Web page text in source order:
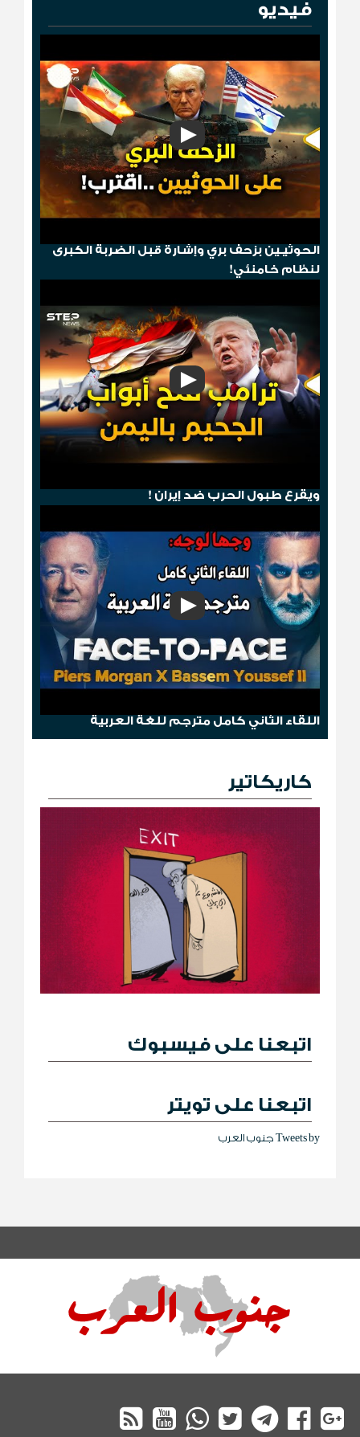
فيديو
الحوثيـين بزحف بري وإشارة قبل الضربة الكبرى
لنظام خامنئي!
ويقرع طبول الحرب ضد إيران !
اللقاء الثاني كامل مترجم للغة العربية
كاريكاتير
اتبعنا على فيسبوك
اتبعنا على تويتر
Tweets by جنوب العرب